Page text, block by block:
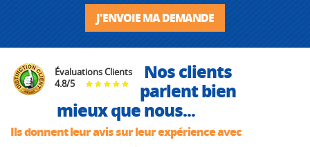
J'ENVOIE MA DEMANDE
Évaluations Clients
4.8/5
Nos clients
parlent bien
mieux que nous...
Ils donnent leur avis sur leur expérience avec